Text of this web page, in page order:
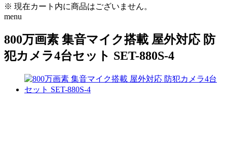
※ 現在カート内に商品はございません。
menu
800万画素 集音マイク搭載 屋外対応 防
犯カメラ4台セット SET-880S-4